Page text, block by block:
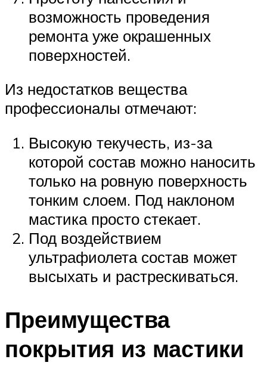
возможность проведения
ремонта уже окрашенных
поверхностей.
Из недостатков вещества
профессионалы отмечают:
Высокую текучесть, из-за
которой состав можно наносить
только на ровную поверхность
тонким слоем. Под наклоном
мастика просто стекает.
Под воздействием
ультрафиолета состав может
высыхать и растрескиваться.
Преимущества
покрытия из мастики